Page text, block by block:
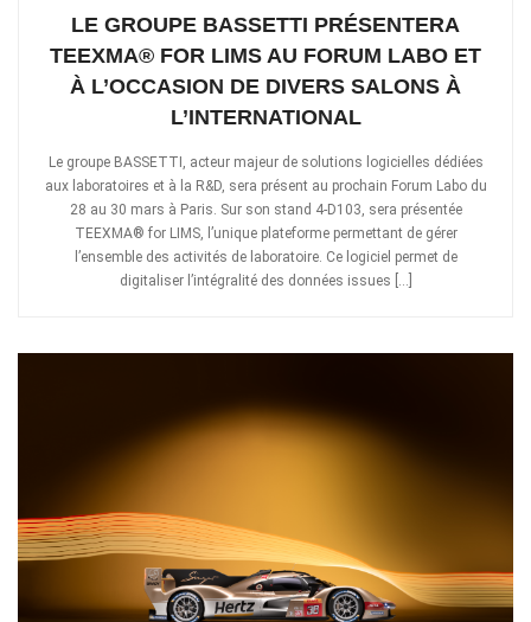
LE GROUPE BASSETTI PRÉSENTERA
TEEXMA® FOR LIMS AU FORUM LABO ET
À L’OCCASION DE DIVERS SALONS À
L’INTERNATIONAL
Le groupe BASSETTI, acteur majeur de solutions logicielles dédiées
aux laboratoires et à la R&D, sera présent au prochain Forum Labo du
28 au 30 mars à Paris. Sur son stand 4-D103, sera présentée
TEEXMA® for LIMS, l’unique plateforme permettant de gérer
l’ensemble des activités de laboratoire. Ce logiciel permet de
digitaliser l’intégralité des données issues […]